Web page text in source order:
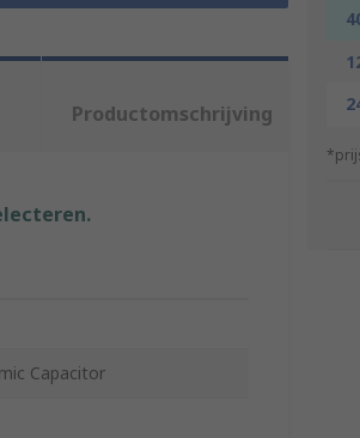
Productomschrijving
Capacitor